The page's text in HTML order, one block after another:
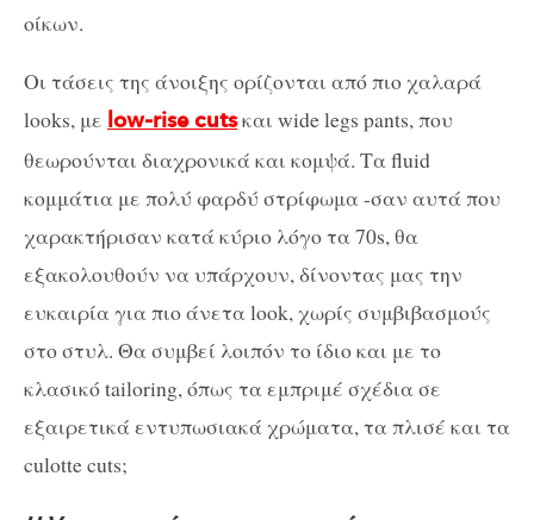
οίκων.
Οι τάσεις της άνοιξης ορίζονται από πιο χαλαρά
looks, με low-rise cutsκαι wide legs pants, που
θεωρούνται διαχρονικά και κομψά. Τα fluid
κομμάτια με πολύ φαρδύ στρίφωμα -σαν αυτά που
χαρακτήρισαν κατά κύριο λόγο τα 70s, θα
εξακολουθούν να υπάρχουν, δίνοντας μας την
ευκαιρία για πιο άνετα look, χωρίς συμβιβασμούς
στο στυλ. Θα συμβεί λοιπόν το ίδιο και με το
κλασικό tailoring, όπως τα εμπριμέ σχέδια σε
εξαιρετικά εντυπωσιακά χρώματα, τα πλισέ και τα
culotte cuts;